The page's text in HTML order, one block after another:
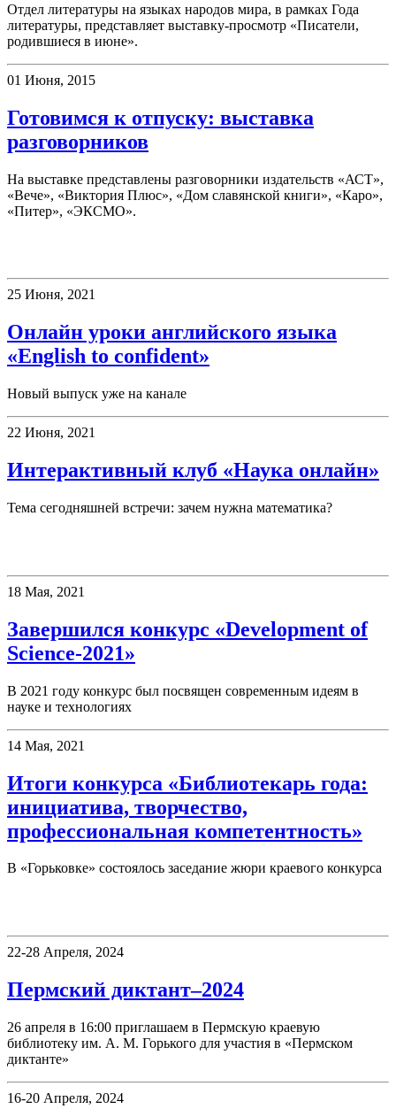
Отдел литературы на языках народов мира, в рамках Года
литературы, представляет выставку-просмотр «Писатели,
родившиеся в июне».
01 Июня, 2015
Готовимся к отпуску: выставка
разговорников
На выставке представлены разговорники издательств «АСТ»,
«Вече», «Виктория Плюс», «Дом славянской книги», «Каро»,
«Питер», «ЭКСМО».
25 Июня, 2021
Онлайн уроки английского языка
«English to confident»
Новый выпуск уже на канале
22 Июня, 2021
Интерактивный клуб «Наука онлайн»
Тема сегодняшней встречи: зачем нужна математика?
18 Мая, 2021
Завершился конкурс «Development of
Science-2021»
В 2021 году конкурс был посвящен современным идеям в
науке и технологиях
14 Мая, 2021
Итоги конкурса «Библиотекарь года:
инициатива, творчество,
профессиональная компетентность»
В «Горьковке» состоялось заседание жюри краевого конкурса
22-28 Апреля, 2024
Пермский диктант–2024
26 апреля в 16:00 приглашаем в Пермскую краевую
библиотеку им. А. М. Горького для участия в «Пермском
диктанте»
16-20 Апреля, 2024